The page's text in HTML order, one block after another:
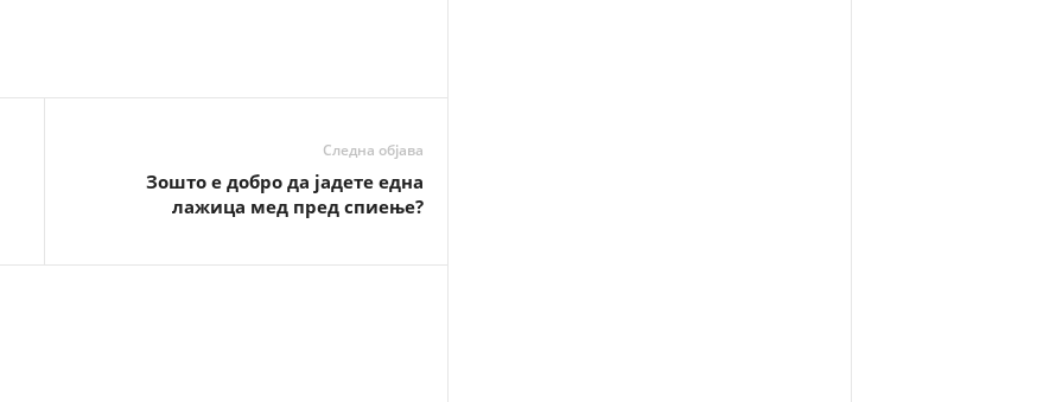
Следна објава
Зошто е добро да јадете една
лажица мед пред спиење?